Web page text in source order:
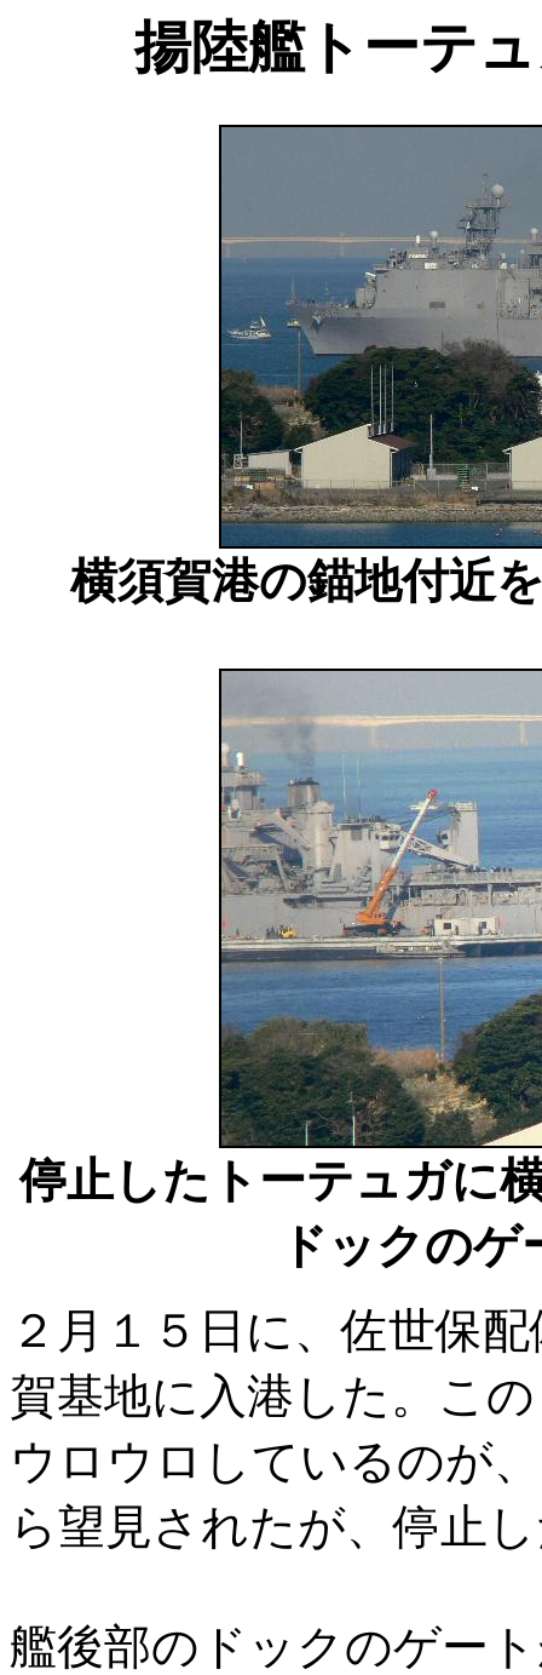
揚陸艦トーテ
横須賀港の錨地付近
停止したトーテュガに
ドックの
２月１５日に、佐世保
賀基地に入港した。こ
ウロウロしているのが
ら望見されたが、停止
艦後部のドックのゲー